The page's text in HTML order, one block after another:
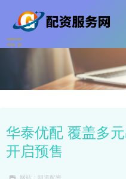
华泰优配 覆盖多
开启预售
网站：明道配资